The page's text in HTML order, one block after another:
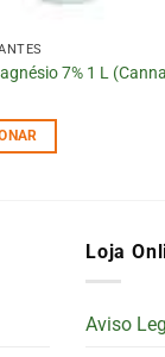
7% 1 L
Loja
Aviso